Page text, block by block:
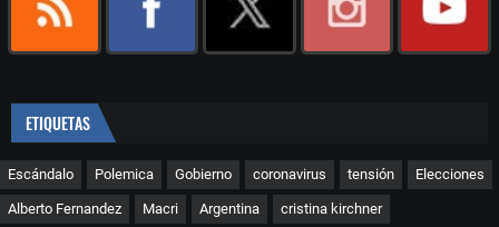
ETIQUETAS
Escándalo Polemica Gobierno coronavirus tensión Elecciones
Alberto Fernandez Macri Argentina cristina kirchner